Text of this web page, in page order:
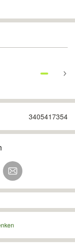
3405417354